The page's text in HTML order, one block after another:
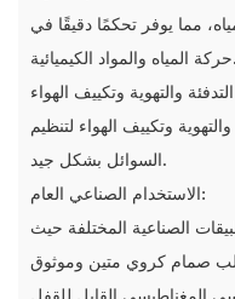
مما يوفر تحكمًا دقيقًا في
حركة المياه والمواد الكيميائية.
وتكييف الهواء لتنظيم
السوائل بشكل جيد.
الاستخدام الصناعي العام:
الصناعية المختلفة حيث